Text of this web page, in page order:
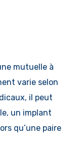
mutuelle à
varie selon
il peut
un implant
qu’une paire